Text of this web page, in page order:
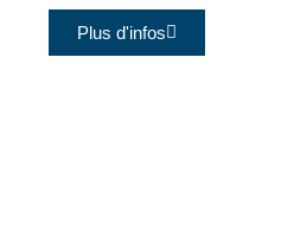
Plus d'infos